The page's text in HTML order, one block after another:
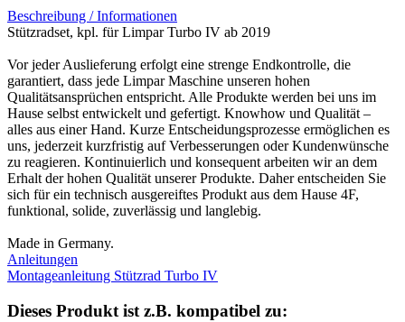
Beschreibung / Informationen
Stützradset, kpl. für Limpar Turbo IV ab 2019
Vor jeder Auslieferung erfolgt eine strenge Endkontrolle, die
garantiert, dass jede Limpar Maschine unseren hohen
Qualitätsansprüchen entspricht. Alle Produkte werden bei uns im
Hause selbst entwickelt und gefertigt. Knowhow und Qualität –
alles aus einer Hand. Kurze Entscheidungsprozesse ermöglichen es
uns, jederzeit kurzfristig auf Verbesserungen oder Kundenwünsche
zu reagieren. Kontinuierlich und konsequent arbeiten wir an dem
Erhalt der hohen Qualität unserer Produkte. Daher entscheiden Sie
sich für ein technisch ausgereiftes Produkt aus dem Hause 4F,
funktional, solide, zuverlässig und langlebig.
Made in Germany.
Anleitungen
Montageanleitung Stützrad Turbo IV
Dieses Produkt ist z.B. kompatibel zu: